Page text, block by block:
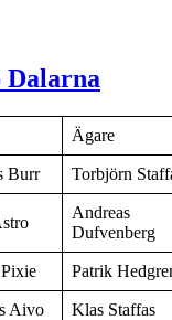
Dalarna
Ägare
Burr Torbjörn
Andreas
Dufvenberg
Patrik
Aivo Klas Staffas